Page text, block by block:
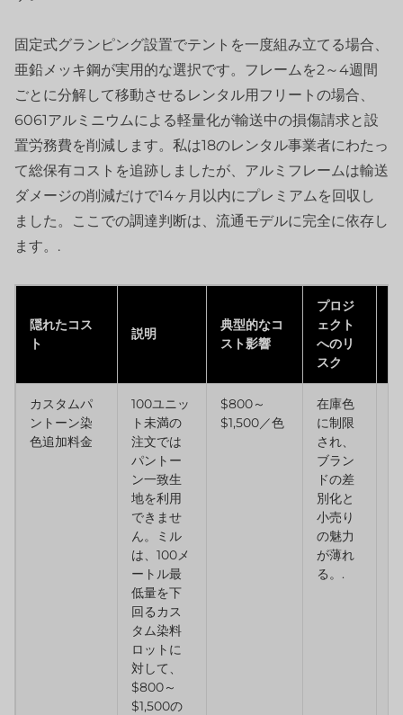
固定式グランピング設置でテントを一度組み立てる場合、
亜鉛メッキ鋼が実用的な選択です。フレームを2～4週間
ごとに分解して移動させるレンタル用フリートの場合、
6061アルミニウムによる軽量化が輸送中の損傷請求と設
置労務費を削減します。私は18のレンタル事業者にわたっ
て総保有コストを追跡しましたが、アルミフレームは輸送
ダメージの削減だけで14ヶ月以内にプレミアムを回収し
ました。ここでの調達判断は、流通モデルに完全に依存し
ます。.
隠れたコス
ト
説明
典型的なコ
スト影響
プロジ
ェクト
へのリ
スク
カスタムパ
ントーン染
色追加料金
100ユニッ
ト未満の
注文では
パントー
ン一致生
地を利用
できませ
ん。ミル
は、100メ
ートル最
低量を下
回るカス
タム染料
ロットに
対して、
$800～
$1,500の
$800～
$1,500／色
在庫色
に制限
され、
ブラン
ドの差
別化と
小売り
の魅力
が薄れ
る。.